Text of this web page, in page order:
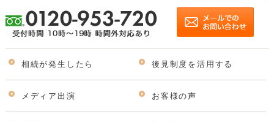
相続が発生したら 後見制度を活用する
メディア出演 お客様の声